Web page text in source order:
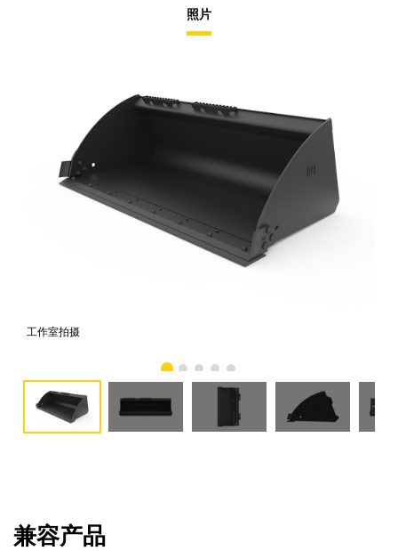
照片
工作室拍摄
兼容产品